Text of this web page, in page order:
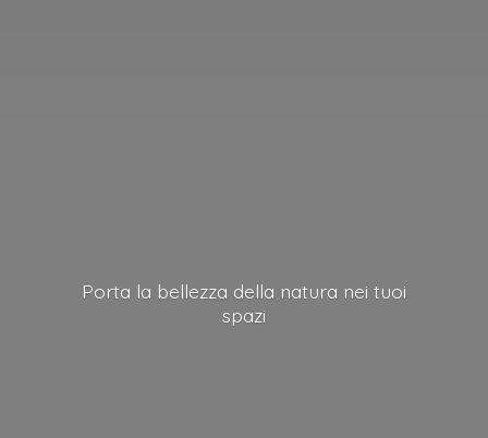
Porta la bellezza della natura nei tuoi
spazi